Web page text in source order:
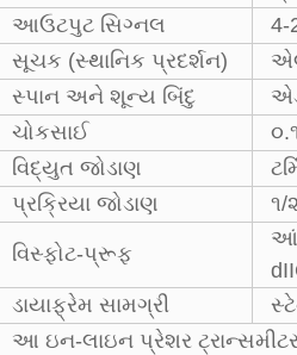
આઉટપુટ સિગ્નલ
4-
સૂચક (સ્થાનિક પ્રદર્શન)
સ્પાન અને શૂન્ય બિંદુ
ચોકસાઈ
વિદ્યુત જોડાણ
પ્રક્રિયા જોડાણ
૧/
વિસ્ફોટ-પ્રૂફ
ડાયાફ્રેમ સામગ્રી
આ ઇન-લાઇન પ્રેશર ટ્રાન્સમીટર